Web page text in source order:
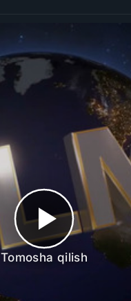
Tomosha qilish